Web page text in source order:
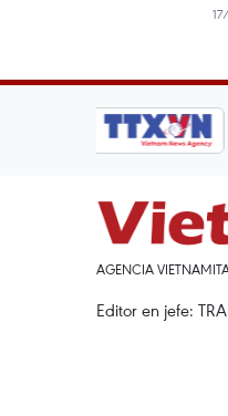
AGENCIA
Editor en jefe: